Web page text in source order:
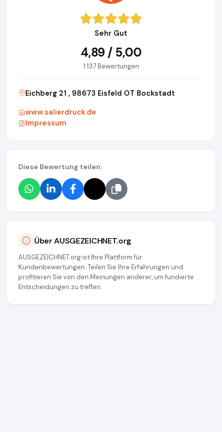
Sehr Gut
4,89 / 5,00
1.137 Bewertungen
Eichberg 21 , 98673 Eisfeld OT Bockstadt
www.salierdruck.de
Impressum
Diese Bewertung teilen:
Über AUSGEZEICHNET.org
AUSGEZEICHNET.org ist Ihre Plattform für
Kundenbewertungen. Teilen Sie Ihre Erfahrungen und
profitieren Sie von den Meinungen anderer, um fundierte
Entscheidungen zu treffen.